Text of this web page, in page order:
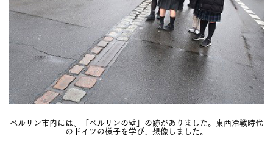
ベルリン市内には、「ベルリンの壁」の跡がありました。東西冷戦時代
のドイツの様子を学び、想像しました。